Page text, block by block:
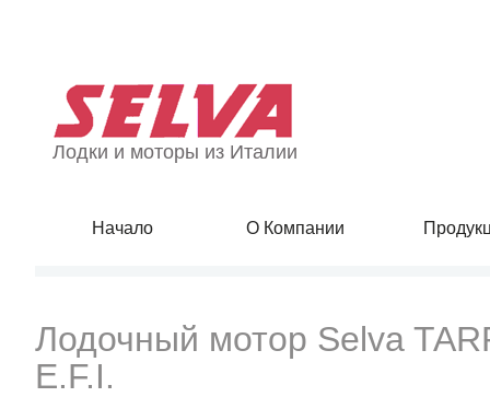
Лодки и моторы из Италии
Начало О Компании
Лодочный мотор Selva
E.F.I.